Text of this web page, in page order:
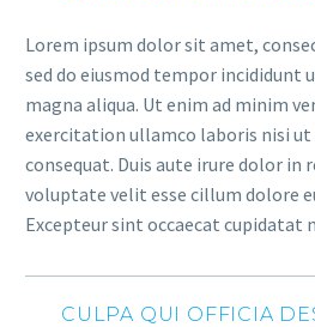
Lorem ipsum dolor sit amet,
sed do eiusmod tempor incididunt
magna aliqua. Ut enim ad minim
exercitation ullamco laboris nisi ut
consequat. Duis aute irure dolor in
voluptate velit esse cillum dolore
Excepteur sint occaecat cupidatat
CULPA QUI OFFICIA